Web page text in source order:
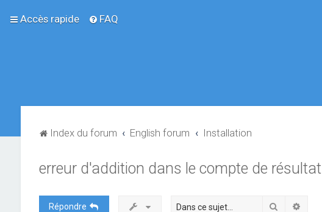
Accès rapide FAQ
Index du forum English forum Installation
erreur d'addition dans le compte de résultat
Répondre Rechercher